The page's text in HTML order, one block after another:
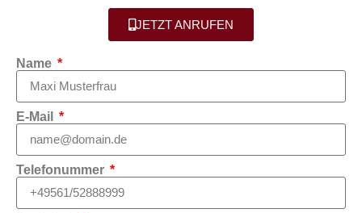
JETZT ANRUFEN
Name
E-Mail
Telefonummer